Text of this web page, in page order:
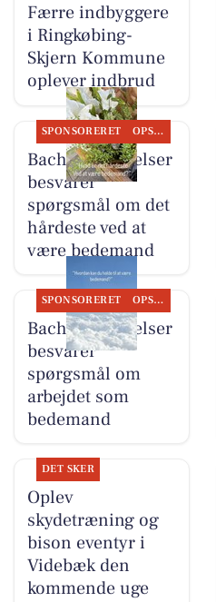
Færre indbyggere
i Ringkøbing-
Skjern Kommune
oplever indbrud
SPONSORERET OPSLAGSTAVLEN
Bachs Begravelser
besvarer
spørgsmål om det
hårdeste ved at
være bedemand
SPONSORERET OPSLAGSTAVLEN
Bachs Begravelser
besvarer
spørgsmål om
arbejdet som
bedemand
DET SKER
Oplev
skydetræning og
bison eventyr i
Videbæk den
kommende uge